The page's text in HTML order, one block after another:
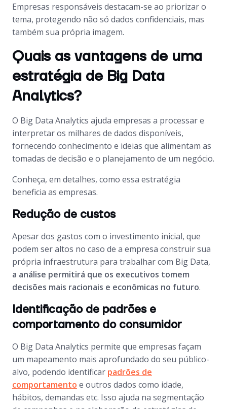
Empresas responsáveis destacam-se ao priorizar o
tema, protegendo não só dados confidenciais, mas
também sua própria imagem.
Quais as vantagens de uma
estratégia de Big Data
Analytics?
O Big Data Analytics ajuda empresas a processar e
interpretar os milhares de dados disponíveis,
fornecendo conhecimento e ideias que alimentam as
tomadas de decisão e o planejamento de um negócio.
Conheça, em detalhes, como essa estratégia
beneficia as empresas.
Redução de custos
Apesar dos gastos com o investimento inicial, que
podem ser altos no caso de a empresa construir sua
própria infraestrutura para trabalhar com Big Data,
a análise permitirá que os executivos tomem
decisões mais racionais e econômicas no futuro.
Identificação de padrões e
comportamento do consumidor
O Big Data Analytics permite que empresas façam
um mapeamento mais aprofundado do seu público-
alvo, podendo identificar padrões de
comportamento e outros dados como idade,
hábitos, demandas etc. Isso ajuda na segmentação